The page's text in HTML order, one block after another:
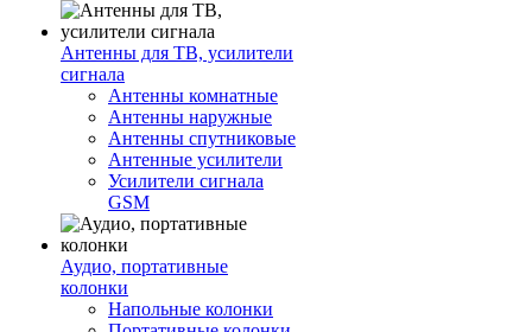
Антенны для ТВ, усилители
сигнала
Антенны комнатные
Антенны наружные
Антенны спутниковые
Антенные усилители
Усилители сигнала
GSM
Аудио, портативные
колонки
Напольные колонки